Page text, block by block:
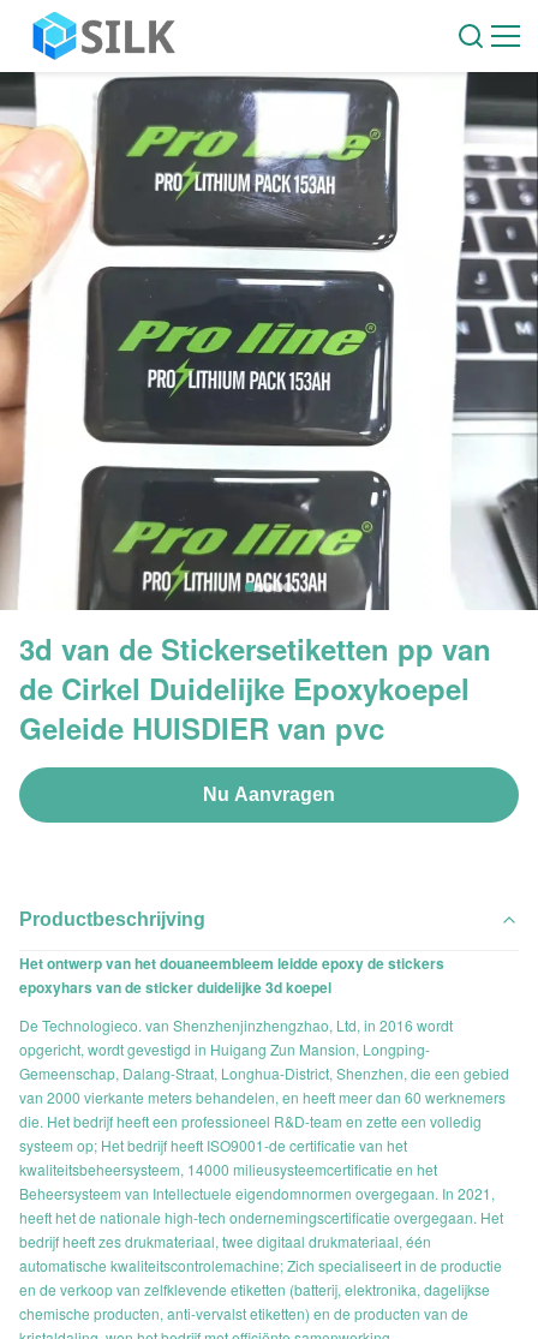
3d van de Stickersetiketten pp van
de Cirkel Duidelijke Epoxykoepel
Geleide HUISDIER van pvc
Nu Aanvragen
Productbeschrijving
Het ontwerp van het douaneembleem leidde epoxy de stickers
epoxyhars van de sticker duidelijke 3d koepel
De Technologieco. van Shenzhenjinzhengzhao, Ltd, in 2016 wordt
opgericht, wordt gevestigd in Huigang Zun Mansion, Longping-
Gemeenschap, Dalang-Straat, Longhua-District, Shenzhen, die een gebied
van 2000 vierkante meters behandelen, en heeft meer dan 60 werknemers
die. Het bedrijf heeft een professioneel R&D-team en zette een volledig
systeem op; Het bedrijf heeft ISO9001-de certificatie van het
kwaliteitsbeheersysteem, 14000 milieusysteemcertificatie en het
Beheersysteem van Intellectuele eigendomnormen overgegaan. In 2021,
heeft het de nationale high-tech ondernemingscertificatie overgegaan. Het
bedrijf heeft zes drukmateriaal, twee digitaal drukmateriaal, één
automatische kwaliteitscontrolemachine; Zich specialiseert in de productie
en de verkoop van zelfklevende etiketten (batterij, elektronika, dagelijkse
chemische producten, anti-vervalst etiketten) en de producten van de